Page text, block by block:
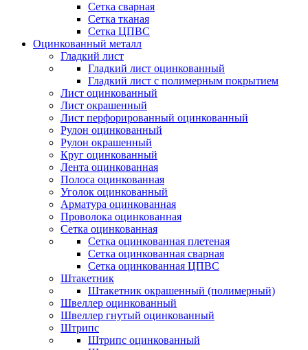
Сетка сварная
Сетка тканая
Сетка ЦПВС
Оцинкованный металл
Гладкий лист
Гладкий лист оцинкованный
Гладкий лист с полимерным покрытием
Лист оцинкованный
Лист окрашенный
Лист перфорированный оцинкованный
Рулон оцинкованный
Рулон окрашенный
Круг оцинкованный
Лента оцинкованная
Полоса оцинкованная
Уголок оцинкованный
Арматура оцинкованная
Проволока оцинкованная
Сетка оцинкованная
Сетка оцинкованная плетеная
Сетка оцинкованная сварная
Сетка оцинкованная ЦПВС
Штакетник
Штакетник окрашенный (полимерный)
Швеллер оцинкованный
Швеллер гнутый оцинкованный
Штрипс
Штрипс оцинкованный